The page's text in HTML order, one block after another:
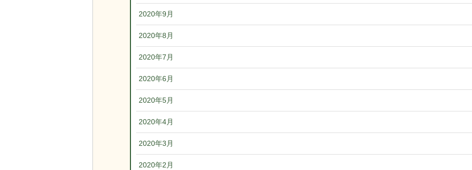
2020年9月
2020年8月
2020年7月
2020年6月
2020年5月
2020年4月
2020年3月
2020年2月